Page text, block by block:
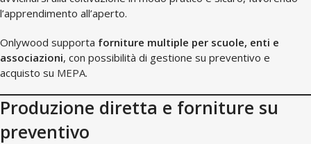
l’apprendimento all’aperto.
Onlywood supporta forniture multiple per scuole, enti e
associazioni, con possibilità di gestione su preventivo e
acquisto su MEPA.
Produzione diretta e forniture su
preventivo